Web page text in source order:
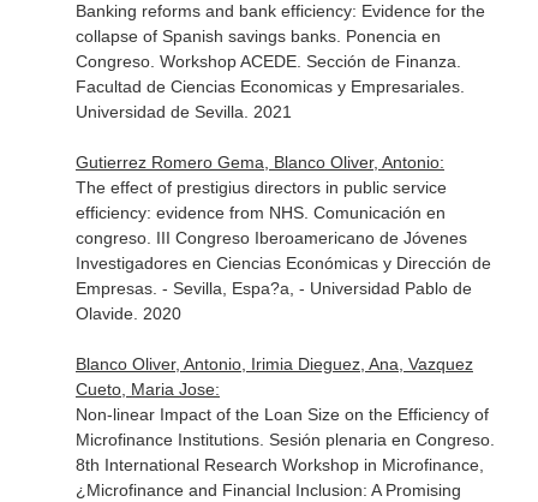
Banking reforms and bank efficiency: Evidence for the
collapse of Spanish savings banks. Ponencia en
Congreso. Workshop ACEDE. Sección de Finanza.
Facultad de Ciencias Economicas y Empresariales.
Universidad de Sevilla. 2021
Gutierrez Romero Gema, Blanco Oliver, Antonio:
The effect of prestigius directors in public service
efficiency: evidence from NHS. Comunicación en
congreso. III Congreso Iberoamericano de Jóvenes
Investigadores en Ciencias Económicas y Dirección de
Empresas. - Sevilla, Espa?a, - Universidad Pablo de
Olavide. 2020
Blanco Oliver, Antonio, Irimia Dieguez, Ana, Vazquez
Cueto, Maria Jose:
Non-linear Impact of the Loan Size on the Efficiency of
Microfinance Institutions. Sesión plenaria en Congreso.
8th International Research Workshop in Microfinance,
¿Microfinance and Financial Inclusion: A Promising